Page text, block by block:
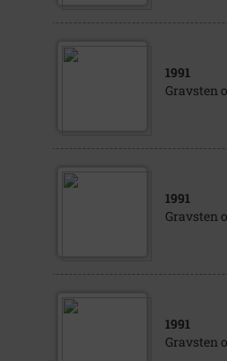
1991
Gravsten
1991
Gravsten
1991
Gravsten